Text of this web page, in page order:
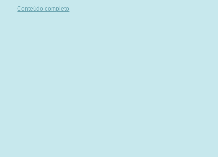
Conteúdo completo